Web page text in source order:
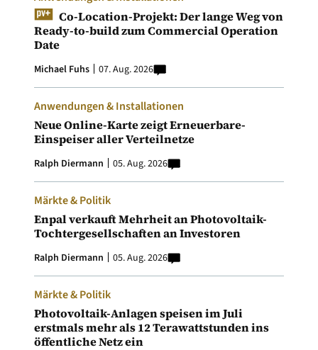
Co-Location-Projekt: Der lange Weg von
Ready-to-build zum Commercial Operation
Date
Michael Fuhs 07. Aug. 2026
Anwendungen & Installationen
Neue Online-Karte zeigt Erneuerbare-
Einspeiser aller Verteilnetze
Ralph Diermann 05. Aug. 2026
Märkte & Politik
Enpal verkauft Mehrheit an Photovoltaik-
Tochtergesellschaften an Investoren
Ralph Diermann 05. Aug. 2026
Märkte & Politik
Photovoltaik-Anlagen speisen im Juli
erstmals mehr als 12 Terawattstunden ins
öffentliche Netz ein